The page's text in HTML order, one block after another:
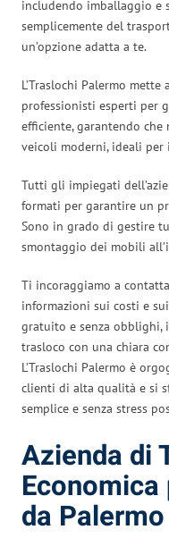
includendo imballaggio e
semplicemente del
un’opzione adatta a te.
L’Traslochi Palermo
professionisti esperti per
efficiente, garantendo
veicoli moderni, ideali per
Tutti gli impiegati
formati per garantire un
Sono in grado di gestire
smontaggio dei mobili
Ti incoraggiamo a
informazioni sui costi e
gratuito e senza obblighi,
trasloco con una chiara
L’Traslochi Palermo è
clienti di alta qualità e si
semplice e senza stress
Azienda di
da